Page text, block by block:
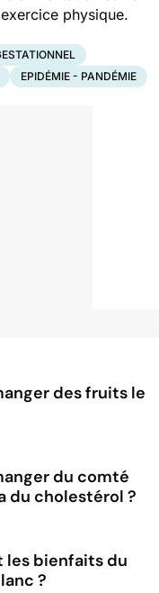
physique.
EPIDÉMIE - PANDÉMIE
des fruits le
du comté
du cholestérol ?
les bienfaits du
?